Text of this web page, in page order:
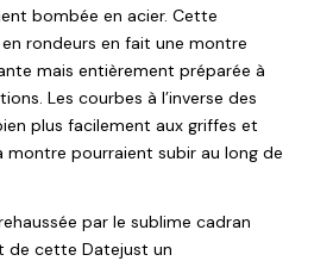
bombée en acier. Cette
rondeurs en fait une montre
mais entièrement préparée à
Les courbes à l’inverse des
plus facilement aux griffes et
montre pourraient subir au long de
par le sublime cadran
de cette Datejust un